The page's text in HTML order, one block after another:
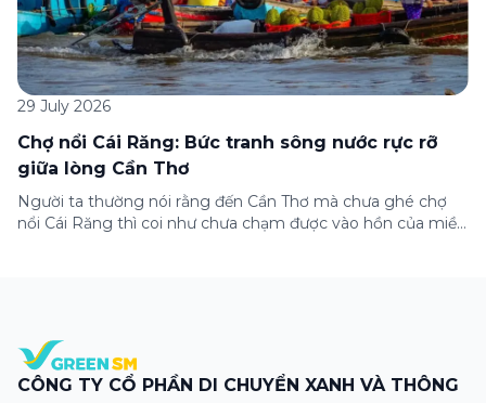
29 July 2026
Chợ nổi Cái Răng: Bức tranh sông nước rực rỡ
giữa lòng Cần Thơ
Người ta thường nói rằng đến Cần Thơ mà chưa ghé chợ
nổi Cái Răng thì coi như chưa chạm được vào hồn của miền
CÔNG TY CỔ PHẦN DI CHUYỂN XANH VÀ THÔNG